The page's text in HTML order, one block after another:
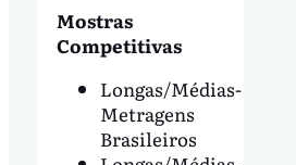
Mostras
Competitivas
Longas/Médias-
Metragens
Brasileiros